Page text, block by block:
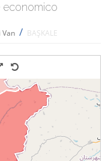
economico
Van / BAŞKALE